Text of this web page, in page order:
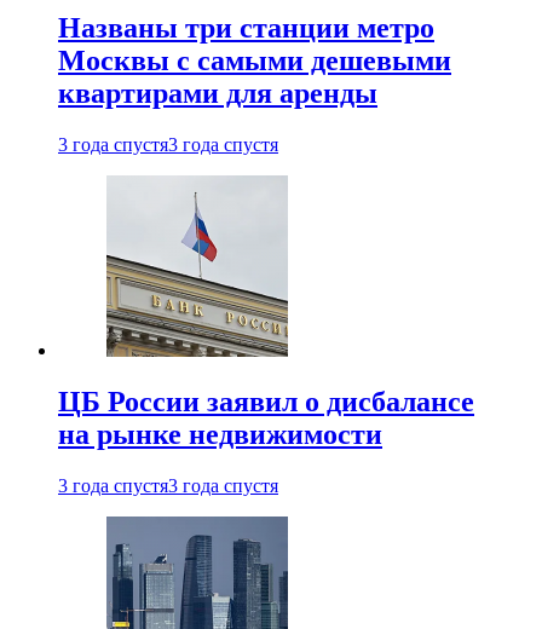
Названы три станции метро
Москвы с самыми дешевыми
квартирами для аренды
3 года спустя3 года спустя
ЦБ России заявил о дисбалансе
на рынке недвижимости
3 года спустя3 года спустя